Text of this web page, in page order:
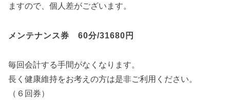
ますので、個人差がございます。
メンテナンス券 60分/31680円
毎回会計する手間がなくなります。
長く健康維持をお考えの方は是非ご利用ください。
（６回券）